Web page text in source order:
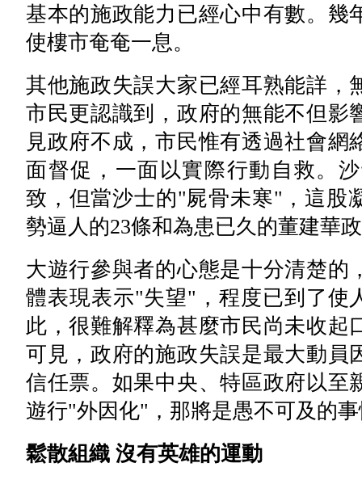
基本的施政能力已經心中有數。幾
使樓市奄奄一息。
其他施政失誤大家已經耳熟能詳，
市民更認識到，政府的無能不但影
見政府不成，市民惟有透過社會
面督促，一面以實際行動自救。
致，但當沙士的"屍骨未寒"，這股
勢逼人的23條和為患已久的董建華
大遊行參與者的心態是十分清楚的
體表現表示"失望"，程度已到了使
此，很難解釋為甚麼市民尚未收起
可見，政府的施政失誤是最大動員
信任票。如果中央、特區政府以至
遊行"外因化"，那將是愚不可及的
鬆散組織 沒有英雄的運動